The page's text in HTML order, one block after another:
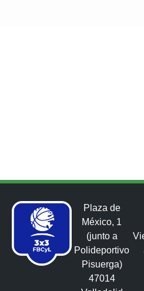
Plaza de
México, 1
(junto a
Polideportivo
Pisuerga)
47014